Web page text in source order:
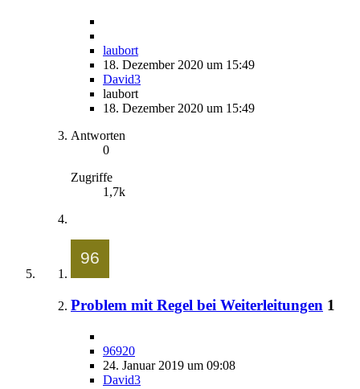
laubort
18. Dezember 2020 um 15:49
David3
laubort
18. Dezember 2020 um 15:49
Antworten
0
Zugriffe
1,7k
Problem mit Regel bei Weiterleitungen 1
96920
24. Januar 2019 um 09:08
David3